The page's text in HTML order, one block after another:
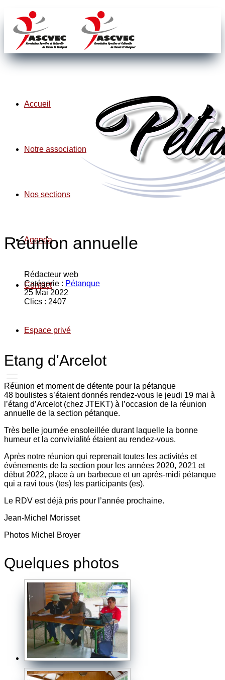
Accueil
Notre association
Nos sections
Agenda
Contact
Espace privé
Réunion annuelle
Rédacteur web
Catégorie : Pétanque
25 Mai 2022
Clics : 2407
Etang d'Arcelot
Réunion et moment de détente pour la pétanque
48 boulistes s’étaient donnés rendez-vous le jeudi 19 mai à
l’étang d’Arcelot (chez JTEKT) à l’occasion de la réunion
annuelle de la section pétanque.
Très belle journée ensoleillée durant laquelle la bonne
humeur et la convivialité étaient au rendez-vous.
Après notre réunion qui reprenait toutes les activités et
événements de la section pour les années 2020, 2021 et
début 2022, place à un barbecue et un après-midi pétanque
qui a ravi tous (tes) les participants (es).
Le RDV est déjà pris pour l’année prochaine.
Jean-Michel Morisset
Photos Michel Broyer
Quelques photos